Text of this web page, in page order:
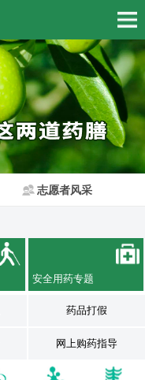
志愿者风采
安全用药专题
药品打假
网上购药指导